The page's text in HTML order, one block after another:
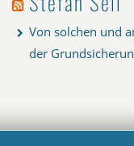
Von solchen und
der